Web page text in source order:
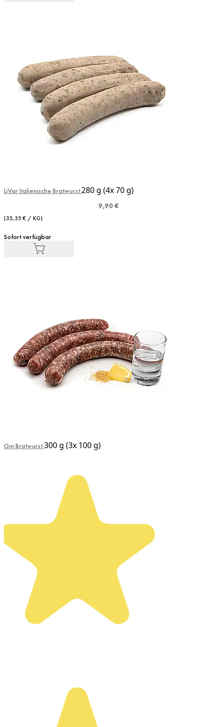
LiVar Italienische Bratwurst280 g (4x 70 g)
9,90 €
(35,35 € / KG)
Sofort verfügbar
Gin Bratwurst300 g (3x 100 g)